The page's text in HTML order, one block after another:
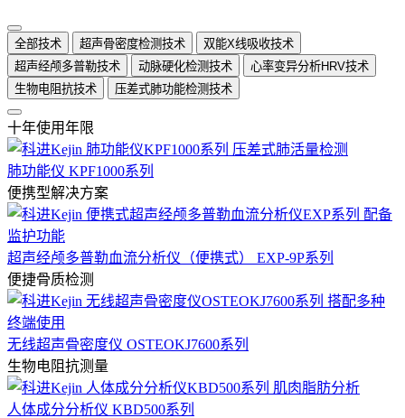
全部技术 超声骨密度检测技术
双能X线吸收技术
超声经颅多普勒技术
动脉硬化检测技术
心率变异分析HRV技术
生物电阻抗技术
压差式肺功能检测技术
十年使用年限
肺功能仪 KPF1000系列
便携型解决方案
超声经颅多普勒血流分析仪（便携式） EXP-9P系列
便捷骨质检测
无线超声骨密度仪 OSTEOKJ7600系列
生物电阻抗测量
人体成分分析仪 KBD500系列